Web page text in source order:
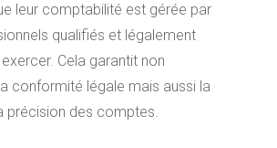
leur comptabilité est gérée par
qualifiés et légalement
Cela garantit non
conformité légale mais aussi la
précision des comptes.